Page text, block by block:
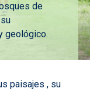
de
geológico.
paisajes , su